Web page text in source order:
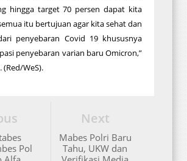
hingga target 70 persen dapat kita
itu bertujuan agar kita sehat dan
penyebaran Covid 19 khususnya
penyebaran varian baru Omicron,”
WeS).
Next
Mabes Polri Baru
Tahu, UKW dan
Pol